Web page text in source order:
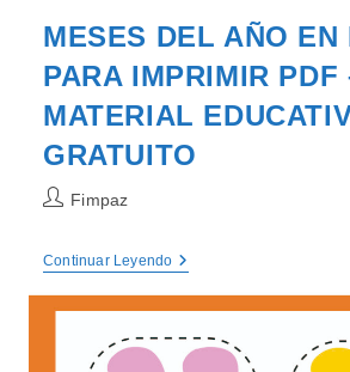
MESES DEL AÑO EN
PARA IMPRIMIR PDF
MATERIAL
GRATUITO
Autor
entrada:
Fimpaz
Continuar LeyendoMESES
AÑO
INGLÉS
PARA